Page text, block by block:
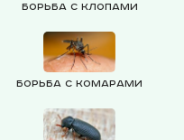
Борьба с клопами
Борьба с комарами